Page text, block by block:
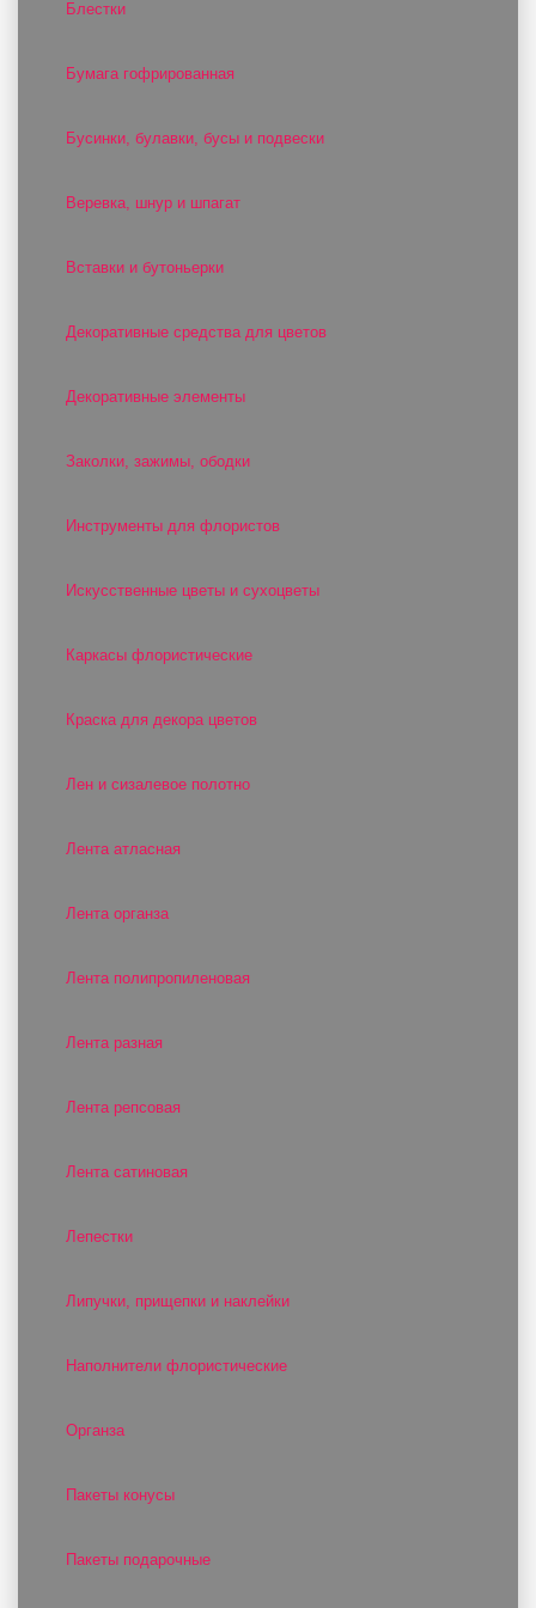
Блестки
Бумага гофрированная
Бусинки, булавки, бусы и подвески
Веревка, шнур и шпагат
Вставки и бутоньерки
Декоративные средства для цветов
Декоративные элементы
Заколки, зажимы, ободки
Инструменты для флористов
Искусственные цветы и сухоцветы
Каркасы флористические
Краска для декора цветов
Лен и сизалевое полотно
Лента атласная
Лента органза
Лента полипропиленовая
Лента разная
Лента репсовая
Лента сатиновая
Лепестки
Липучки, прищепки и наклейки
Наполнители флористические
Органза
Пакеты конусы
Пакеты подарочные